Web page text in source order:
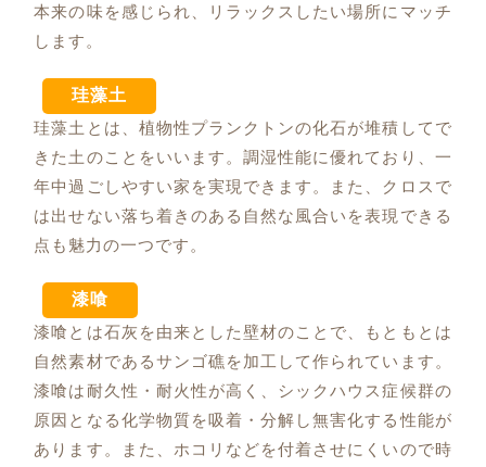
本来の味を感じられ、リラックスしたい場所にマッチ
します。
珪藻土
珪藻土とは、植物性プランクトンの化石が堆積してで
きた土のことをいいます。調湿性能に優れており、一
年中過ごしやすい家を実現できます。また、クロスで
は出せない落ち着きのある自然な風合いを表現できる
点も魅力の一つです。
漆喰
漆喰とは石灰を由来とした壁材のことで、もともとは
自然素材であるサンゴ礁を加工して作られています。
漆喰は耐久性・耐火性が高く、シックハウス症候群の
原因となる化学物質を吸着・分解し無害化する性能が
あります。また、ホコリなどを付着させにくいので時